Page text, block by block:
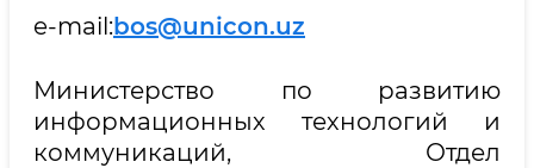
e-mail:bos@unicon.uz
Министерство по развитию
информационных технологий и
коммуникаций, Отдел